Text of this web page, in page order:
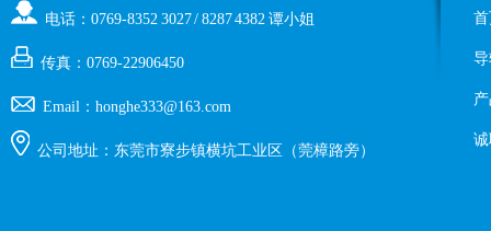
电话：0769-8352 3027 / 8287 4382 谭小姐
传真：0769-22906450
Email：honghe333@163.com
公司地址：东莞市寮步镇横坑工业区（莞樟路旁）